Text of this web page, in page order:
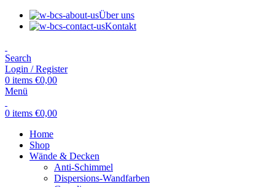
Über uns
Kontakt
Search
Login / Register
0 items €0,00
Menü
0 items €0,00
Home
Shop
Wände & Decken
Anti-Schimmel
Dispersions-Wandfarben